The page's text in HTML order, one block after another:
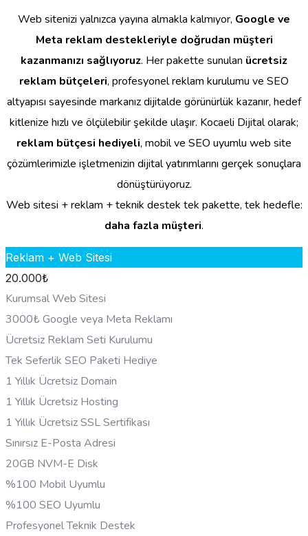
Web sitenizi yalnızca yayına almakla kalmıyor, Google ve
Meta reklam destekleriyle doğrudan müşteri
kazanmanızı sağlıyoruz. Her pakette sunulan ücretsiz
reklam bütçeleri, profesyonel reklam kurulumu ve SEO
altyapısı sayesinde markanız dijitalde görünürlük kazanır, hedef
kitlenize hızlı ve ölçülebilir şekilde ulaşır. Kocaeli Dijital olarak;
reklam bütçesi hediyeli, mobil ve SEO uyumlu web site
çözümlerimizle işletmenizin dijital yatırımlarını gerçek sonuçlara
dönüştürüyoruz.
Web sitesi + reklam + teknik destek tek pakette, tek hedefle:
daha fazla müşteri.
Reklam + Web Sitesi
20.000₺
Kurumsal Web Sitesi
3000₺ Google veya Meta Reklamı
Ücretsiz Reklam Seti Kurulumu
Tek Seferlik SEO Paketi Hediye
1 Yıllık Ücretsiz Domain
1 Yıllık Ücretsiz Hosting
1 Yıllık Ücretsiz SSL Sertifikası
Sınırsız E-Posta Adresi
20GB NVM-E Disk
%100 Mobil Uyumlu
%100 SEO Uyumlu
Profesyonel Teknik Destek